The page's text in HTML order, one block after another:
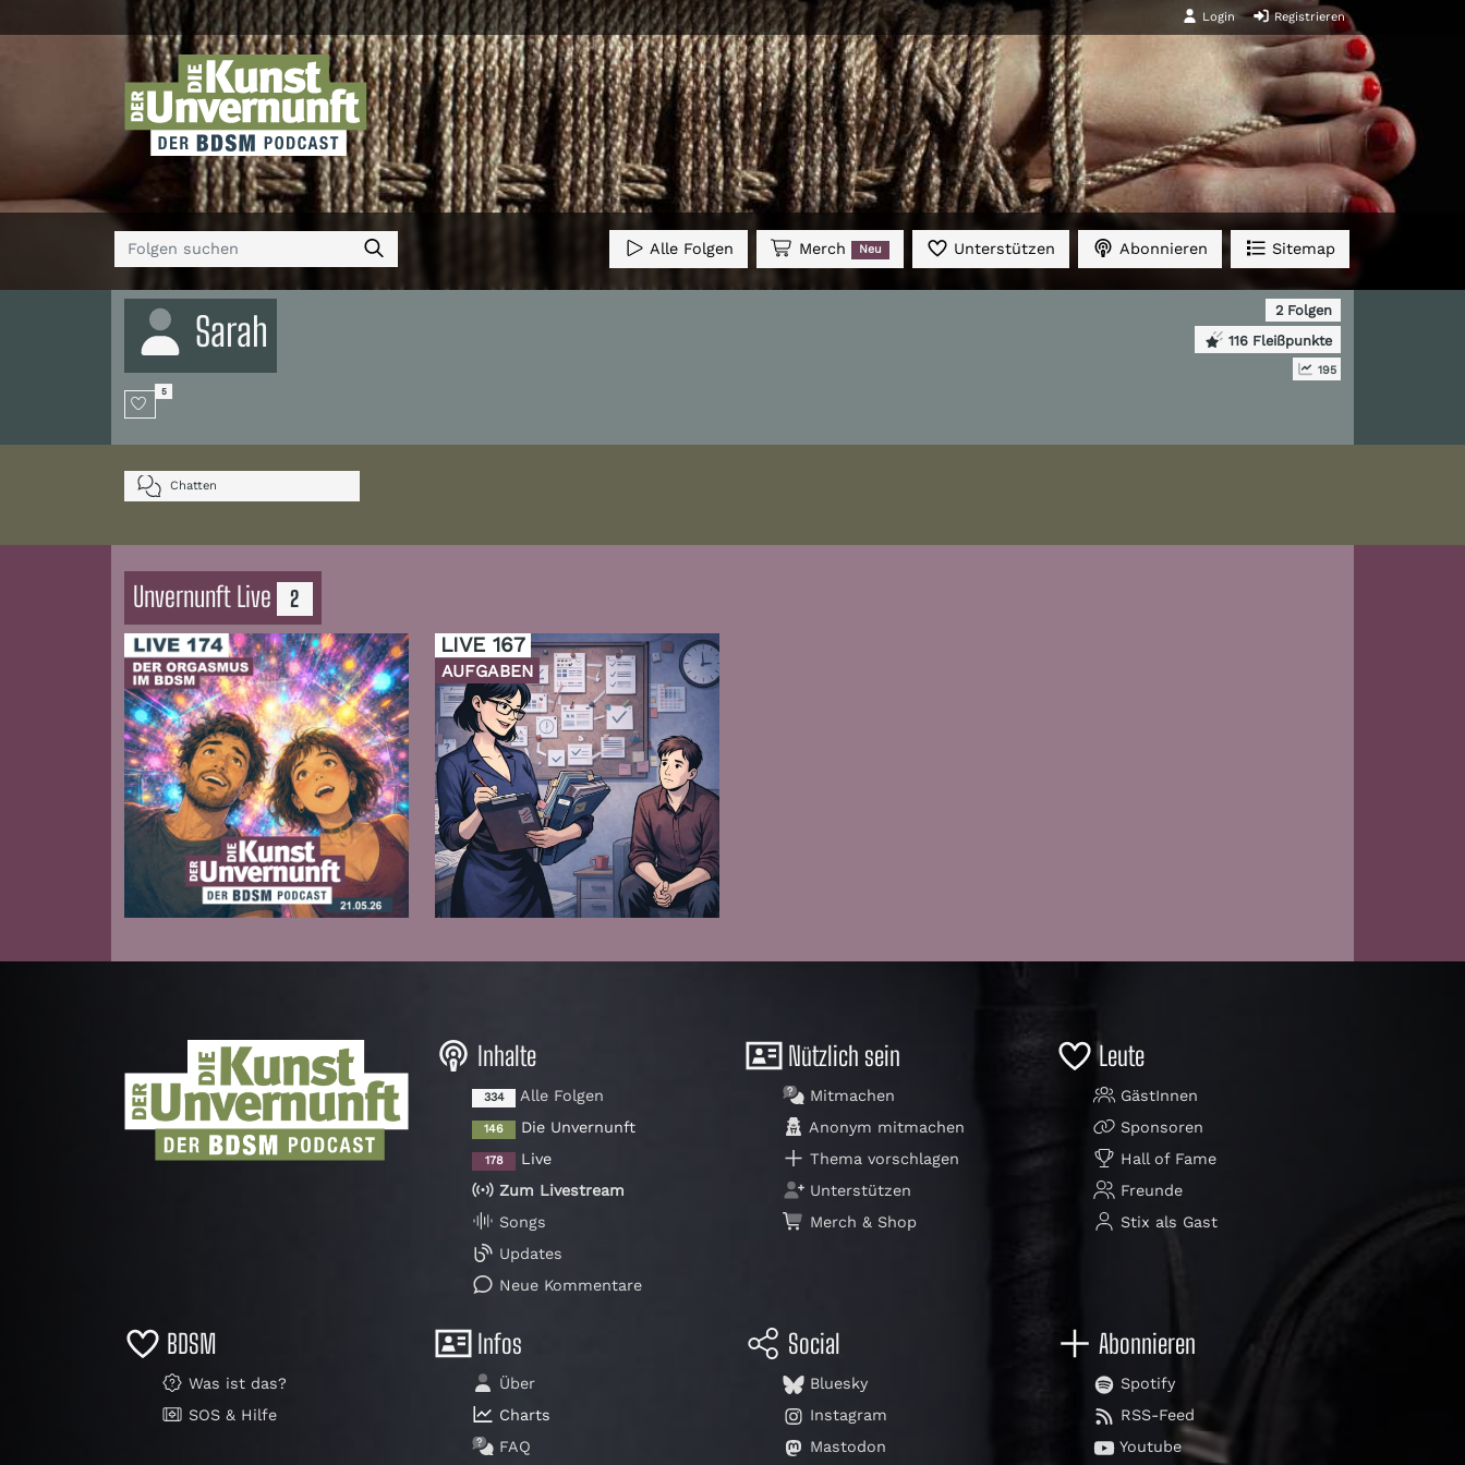
Login Registrieren
Alle Folgen Merch Neu Unterstützen Abonnieren Sitemap
Sarah
2 Folgen
116 Fleißpunkte
195
5
Chatten
Unvernunft Live 2
Zur Folge
LIVE 167
AUFGABEN
Zur Folge
Inhalte
334 Alle Folgen
146 Die Unvernunft
178
Live
Zum Livestream
Songs
Updates
Neue Kommentare
Nützlich sein
Mitmachen
Anonym mitmachen
Thema vorschlagen
Unterstützen
Merch & Shop
Leute
GästInnen
Sponsoren
Hall of Fame
Freunde
Stix als Gast
BDSM
Was ist das?
SOS & Hilfe
Infos
Über
Charts
FAQ
Social
Bluesky
Instagram
Mastodon
Abonnieren
Spotify
RSS-Feed
Youtube